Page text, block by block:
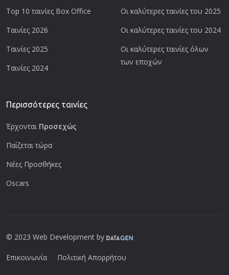
Top 10 ταινίες Box Office
Ταινίες 2026
Ταινίες 2025
Ταινίες 2024
Οι καλύτερες ταινίες του 2025
Οι καλύτερες ταινίες του 2024
Οι καλύτερες ταινίες όλων
των εποχών
Περισσότερες ταινίες
Έρχονται Προσεχώς
Παίζεται τώρα
Νέες Προσθήκες
Oscars
© 2023 Web Development by
Επικοινωνία Πολιτική Απορρήτου